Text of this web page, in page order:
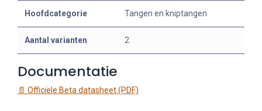
Hoofdcategorie Tangen en kniptangen
Aantal varianten 2
Documentatie
📄 Officiële Beta datasheet (PDF)